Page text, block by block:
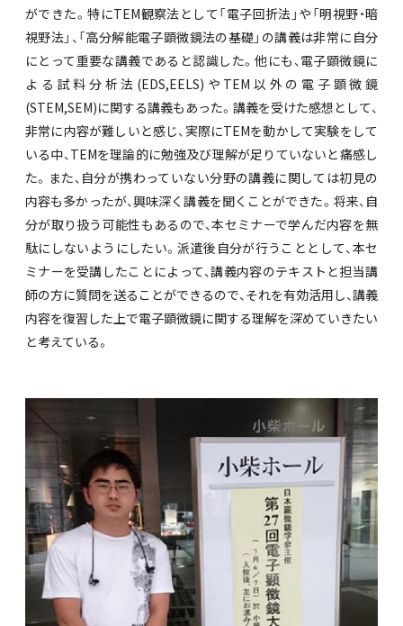
ができた。特にTEM観察法として「電子回折法」や「明視野・暗
視野法」、「高分解能電子顕微鏡法の基礎」の講義は非常に自分
にとって重要な講義であると認識した。他にも、電子顕微鏡に
よる試料分析法(EDS,EELS)やTEM以外の電子顕微鏡
(STEM,SEM)に関する講義もあった。講義を受けた感想として、
非常に内容が難しいと感じ、実際にTEMを動かして実験をして
いる中、TEMを理論的に勉強及び理解が足りていないと痛感し
た。また、自分が携わっていない分野の講義に関しては初見の
内容も多かったが、興味深く講義を聞くことができた。将来、自
分が取り扱う可能性もあるので、本セミナーで学んだ内容を無
駄にしないようにしたい。派遣後自分が行うこととして、本セ
ミナーを受講したことによって、講義内容のテキストと担当講
師の方に質問を送ることができるので、それを有効活用し、講義
内容を復習した上で電子顕微鏡に関する理解を深めていきたい
と考えている。